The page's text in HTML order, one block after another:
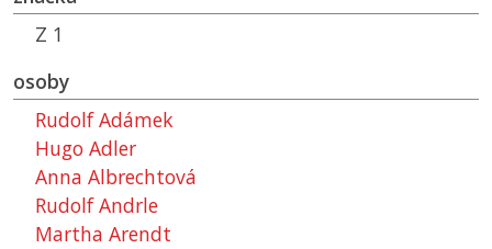
Z 1
osoby
Rudolf Adámek
Hugo Adler
Anna Albrechtová
Rudolf Andrle
Martha Arendt